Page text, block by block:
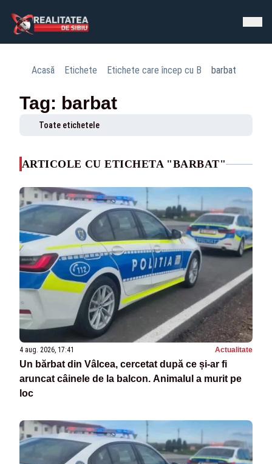
Acasă Etichete Etichete care încep cu B barbat
Tag: barbat
Toate etichetele
ARTICOLE CU ETICHETA "BARBAT"
4 aug. 2026, 17:41 Actualitate
Un bărbat din Vâlcea, cercetat după ce și-ar fi
aruncat câinele de la balcon. Animalul a murit pe
loc